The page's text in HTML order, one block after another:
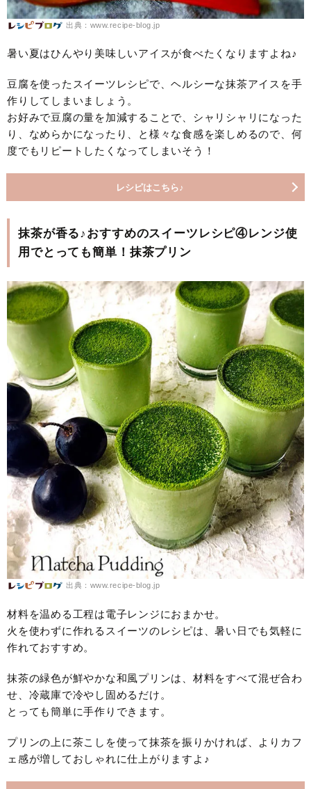
出典：www.recipe-blog.jp
暑い夏はひんやり美味しいアイスが食べたくなりますよね♪
豆腐を使ったスイーツレシピで、ヘルシーな抹茶アイスを手
作りしてしまいましょう。
お好みで豆腐の量を加減することで、シャリシャリになった
り、なめらかになったり、と様々な食感を楽しめるので、何
度でもリピートしたくなってしまいそう！
レシピはこちら♪
抹茶が香る♪おすすめのスイーツレシピ④レンジ使
用でとっても簡単！抹茶プリン
出典：www.recipe-blog.jp
材料を温める工程は電子レンジにおまかせ。
火を使わずに作れるスイーツのレシピは、暑い日でも気軽に
作れておすすめ。
抹茶の緑色が鮮やかな和風プリンは、材料をすべて混ぜ合わ
せ、冷蔵庫で冷やし固めるだけ。
とっても簡単に手作りできます。
プリンの上に茶こしを使って抹茶を振りかければ、よりカフ
ェ感が増しておしゃれに仕上がりますよ♪